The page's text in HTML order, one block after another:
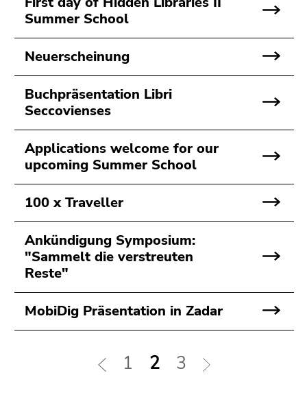
(Zugriffstaste
9)
Summer School
Neuerscheinung
Buchpräsentation Libri
Seccovienses
Applications welcome for our
upcoming Summer School
100 x Traveller
Ankündigung Symposium:
"Sammelt die verstreuten
Reste"
MobiDig Präsentation in Zadar
1 2 3